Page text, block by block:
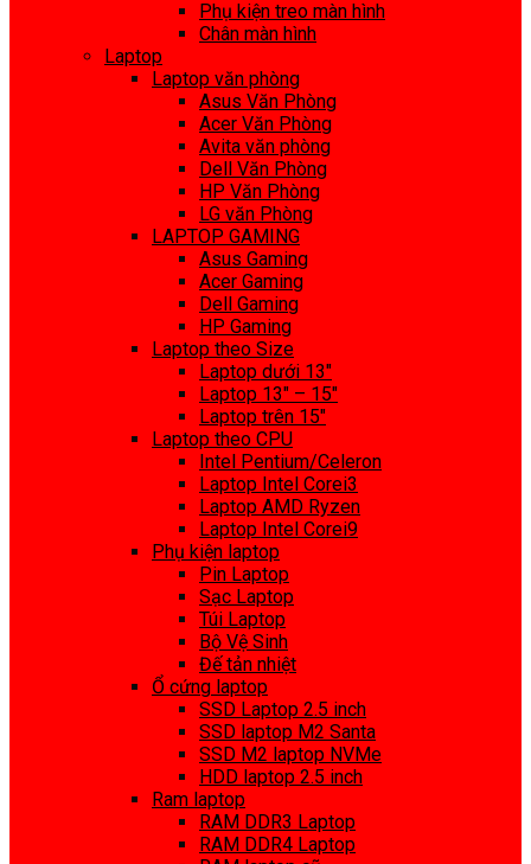
Phụ kiện treo màn hình
Chân màn hình
Laptop
Laptop văn phòng
Asus Văn Phòng
Acer Văn Phòng
Avita văn phòng
Dell Văn Phòng
HP Văn Phòng
LG văn Phòng
LAPTOP GAMING
Asus Gaming
Acer Gaming
Dell Gaming
HP Gaming
Laptop theo Size
Laptop dưới 13″
Laptop 13″ – 15″
Laptop trên 15″
Laptop theo CPU
Intel Pentium/Celeron
Laptop Intel Corei3
Laptop AMD Ryzen
Laptop Intel Corei9
Phụ kiện laptop
Pin Laptop
Sạc Laptop
Túi Laptop
Bộ Vệ Sinh
Đế tản nhiệt
Ổ cứng laptop
SSD Laptop 2.5 inch
SSD laptop M2 Santa
SSD M2 laptop NVMe
HDD laptop 2.5 inch
Ram laptop
RAM DDR3 Laptop
RAM DDR4 Laptop